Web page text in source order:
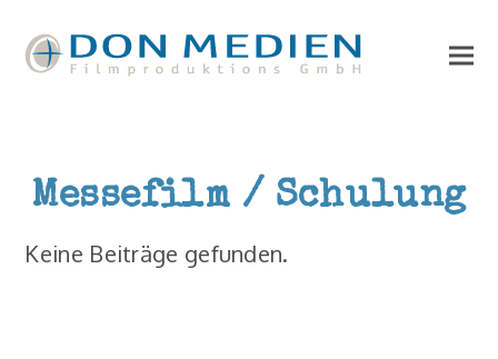
Messefilm / Schulung
Keine Beiträge gefunden.